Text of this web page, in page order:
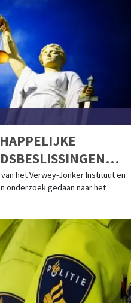
van het Verwey-Jonker Instituut en
onderzoek gedaan naar het